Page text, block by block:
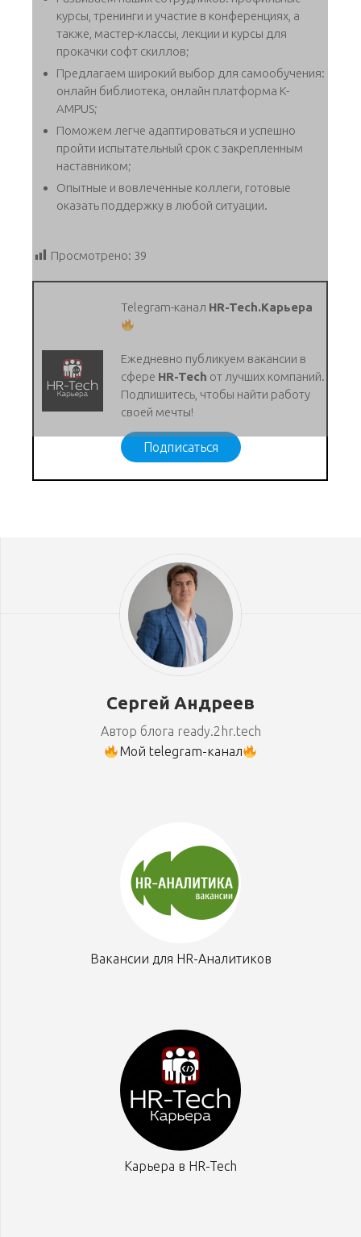
курсы, тренинги и участие в конференциях, а
также, мастер-классы, лекции и курсы для
прокачки софт скиллов;
Предлагаем широкий выбор для самообучения:
онлайн библиотека, онлайн платформа K-
AMPUS;
Поможем легче адаптироваться и успешно
пройти испытательный срок с закрепленным
наставником;
Опытные и вовлеченные коллеги, готовые
оказать поддержку в любой ситуации.
Просмотрено: 39
Telegram-канал HR-Tech.Карьера
Ежедневно публикуем вакансии в
сфере HR-Tech от лучших компаний.
Подпишитесь, чтобы найти работу
своей мечты!
Подписаться
Сергей Андреев
Автор блога ready.2hr.tech
Мой telegram-канал
Вакансии для HR-Аналитиков
Карьера в HR-Tech